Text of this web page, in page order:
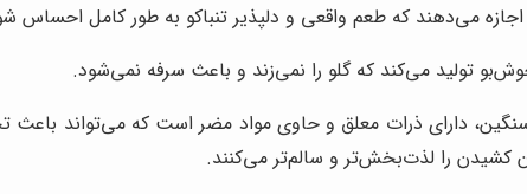
می‌دهند که طعم واقعی و دلپذیر تنباکو به طور کامل احساس
تولید می‌کند که گلو را نمی‌زند و باعث سرفه نمی‌شود.
دارای ذرات معلق و حاوی مواد مضر است که می‌تواند باعث
کشیدن را لذت‌بخش‌تر و سالم‌تر می‌کنند.